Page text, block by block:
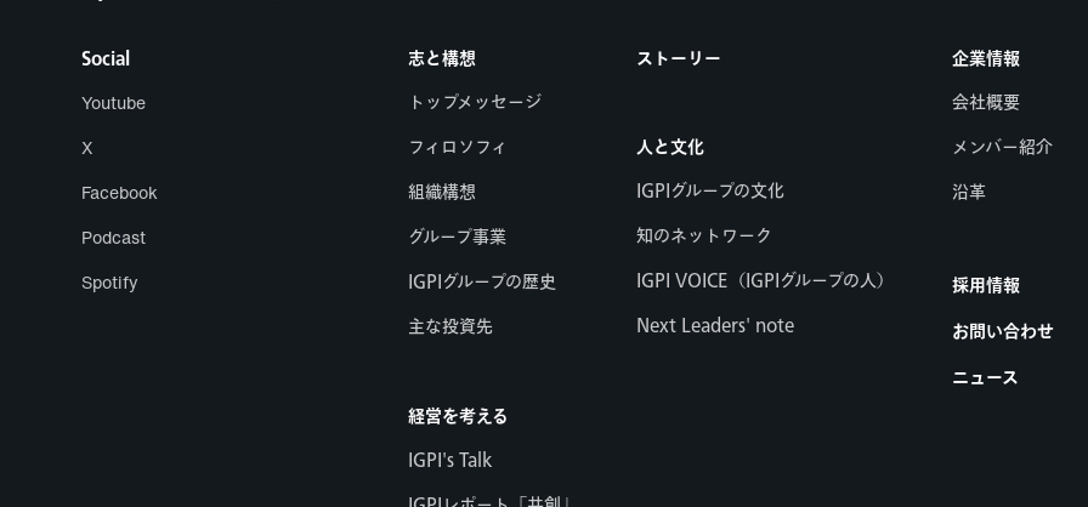
Social
Youtube
X
Facebook
Podcast
Spotify
志と構想
トップメッセージ
フィロソフィ
組織構想
グループ事業
IGPIグループの歴史
主な投資先
経営を考える
IGPI's Talk
ストーリー
人と文化
IGPIグループの文化
知のネットワーク
IGPI VOICE（IGPIグループの人）
Next Leaders' note
企業情報
会社概要
メンバー紹介
沿革
採用情報
お問い合わせ
ニュース